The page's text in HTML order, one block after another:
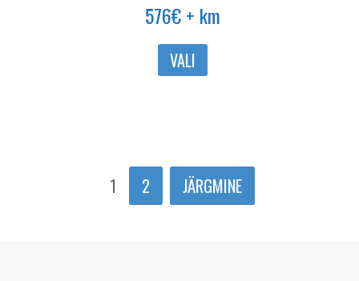
576€+ km
VALI
Sellel
saab
teha
1 2 JÄRGMINE